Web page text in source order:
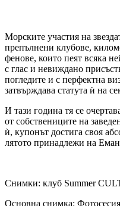
​Морските участия на
препълнени клубове,
фенове, които пеят всяка
с глас и невиждано
погледите и с перфектна
затвърждава статута ѝ на
​И тази година тя се
от собствениците на
ѝ, купонът достига своя
лятото принадлежи на
Снимки: клуб Summer
Основна снимка: